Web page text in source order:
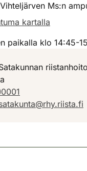
Ms:n
kartalla
välilehteen)
paikalla klo 14:45-